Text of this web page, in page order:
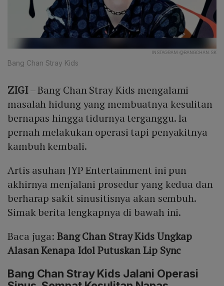
INSTAGRAM @BANGCHAN.SK
Bang Chan Stray Kids
ZIGI– Bang Chan Stray Kids mengalami
masalah hidung yang membuatnya kesulitan
bernapas hingga tidurnya terganggu. Ia
pernah melakukan operasi tapi penyakitnya
kambuh kembali.
Artis asuhan JYP Entertainment ini pun
akhirnya menjalani prosedur yang kedua dan
berharap sakit sinusitisnya akan sembuh.
Simak berita lengkapnya di bawah ini.
Baca juga: Bang Chan Stray Kids Ungkap
Alasan Kenapa Idol Putuskan Lip Sync
Bang Chan Stray Kids Jalani Operasi